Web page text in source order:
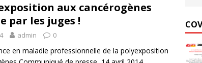
aux cancérogènes
par les juges !
admin 0
en maladie professionnelle de la polyexposition